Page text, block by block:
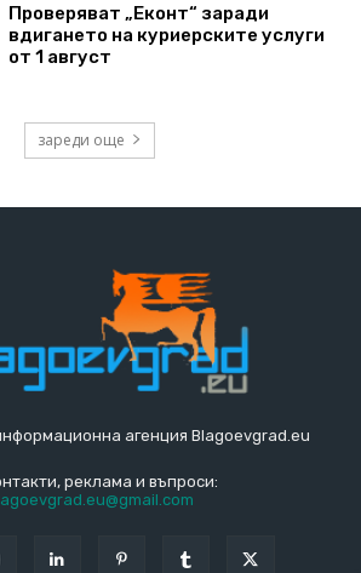
Проверяват „Еконт“ заради
вдигането на куриерските услуги
от 1 август
зареди още
агенция Blagoevgrad.eu
реклама и въпроси: